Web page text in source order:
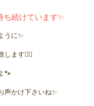
続けています✨
うに✨
します🙇‍♂️
🐾
声かけ下さいね✨